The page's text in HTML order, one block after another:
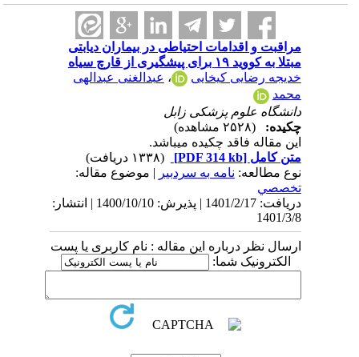
مراقبت و اقدامات احتیاطی در بیماران دیابتی
مبتلا به کووید ۱۹ برای پیشگیری از قارچ سیاه
خدیجه رضایی کیخایی
،عبدالغنی عبدالهی
محمد
دانشگاه علوم پزشکی زابل
چکیده:
این مقاله فاقد چکیده می​باشد.
متن کامل[PDF 314 kb]
نوع مطالعه:نامه به سردبیر| موضوع مقاله:
تخصصي
دریافت: 1401/2/17 | پذیرش: 1400/10/10 | انتشار:
1401/3/8
ارسال نظر درباره این مقاله : نام کاربری یا پست
الکترونیک شما: